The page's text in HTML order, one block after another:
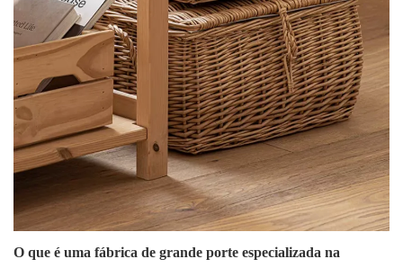
O que é uma fábrica de grande porte especializada na